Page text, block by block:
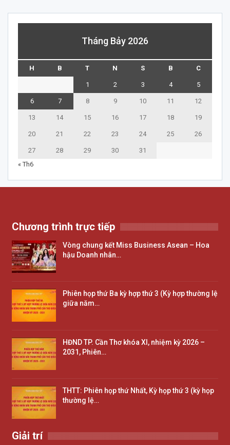
Tháng Bảy 2026
H B T N S B C
1 2 3 4 5
6 7 8 9 10 11 12
13 14 15 16 17 18 19
20 21 22 23 24 25 26
27 28 29 30
31
« Th6
Chương trình trực tiếp
Vòng chung kết Miss Business Asean – Hoa
hậu Doanh nhân…
Phiên họp thứ Ba kỳ hợp thứ 3 (Kỳ hợp thường lệ
giữa năm…
HĐND TP. Cần Thơ khóa XI, nhiệm kỳ 2026 –
2031, Phiên…
THTT: Phiên họp thứ Nhất, Kỳ họp thứ 3 (kỳ họp
thường lệ…
Giải trí